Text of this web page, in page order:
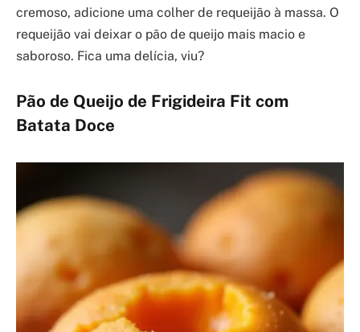
cremoso, adicione uma colher de requeijão à massa. O
requeijão vai deixar o pão de queijo mais macio e
saboroso. Fica uma delícia, viu?
Pão de Queijo de Frigideira Fit com
Batata Doce